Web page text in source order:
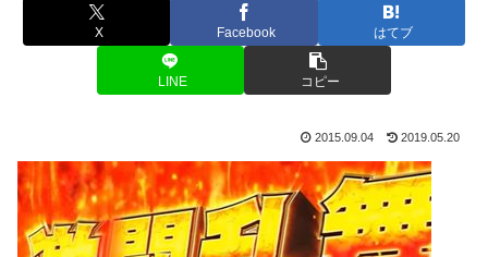
X Facebook はてブ
LINE コピー
2015.09.04 2019.05.20